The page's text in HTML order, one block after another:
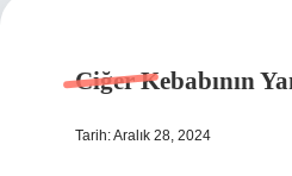
Ciğer Kebabının
Tarih: Aralık 28, 2024